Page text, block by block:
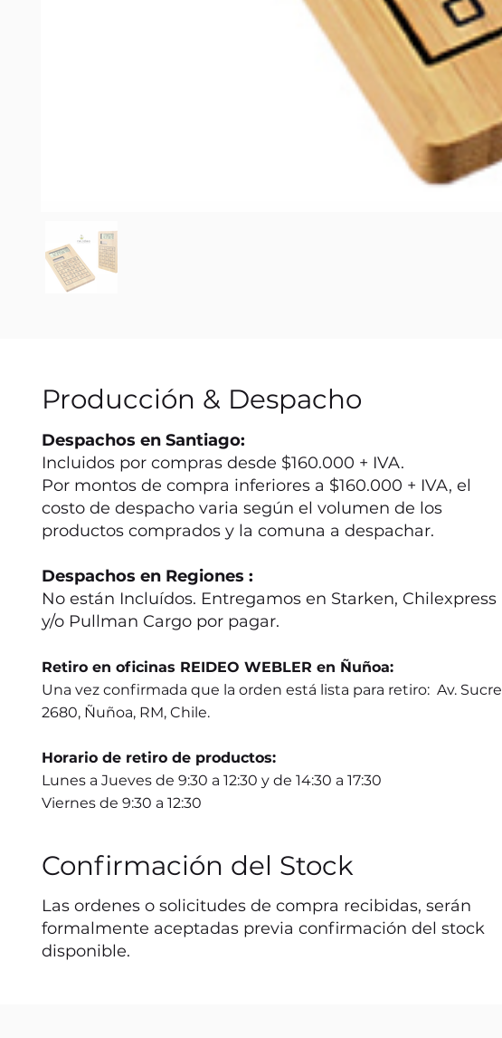
Producción & Despacho
Despachos en Santiago:
Incluidos por compras desde $160.000 + IVA.
Por montos de compra inferiores a $160.000 + IVA, el
costo de despacho varia según el volumen de los
productos comprados y la comuna a despachar.
Despachos en Regiones :
No están Incluídos. Entregamos en Starken, Chilexpress
y/o Pullman Cargo por pagar.
Retiro en oficinas REIDEO WEBLER en Ñuñoa:
Una vez confirmada que la orden está lista para retiro: Av. Sucre
2680, Ñuñoa, RM, Chile.
Horario de retiro de productos:
Lunes a Jueves de 9:30 a 12:30 y de 14:30 a 17:30
Viernes de 9:30 a 12:30
Confirmación del Stock
Las ordenes o solicitudes de compra recibidas, serán
formalmente aceptadas previa confirmación del stock
disponible.